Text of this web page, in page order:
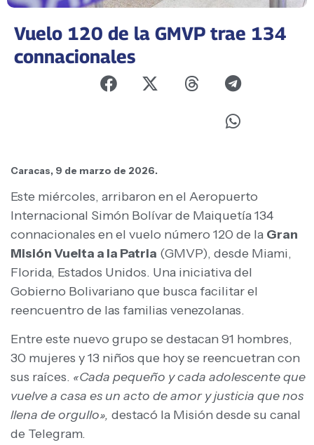
Vuelo 120 de la GMVP trae 134
connacionales
Caracas, 9 de marzo de 2026.
Este miércoles, arribaron en el Aeropuerto
Internacional Simón Bolívar de Maiquetía 134
connacionales en el vuelo número 120 de la Gran
Misión Vuelta a la Patria (GMVP), desde Miami,
Florida, Estados Unidos. Una iniciativa del
Gobierno Bolivariano que busca facilitar el
reencuentro de las familias venezolanas.
Entre este nuevo grupo se destacan 91 hombres,
30 mujeres y 13 niños que hoy se reencuetran con
sus raíces. «Cada pequeño y cada adolescente que
vuelve a casa es un acto de amor y justicia que nos
llena de orgullo», destacó la Misión desde su canal
de Telegram.